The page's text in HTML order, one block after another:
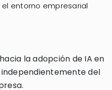
entorno empresarial
la adopción de IA en
independientemente del